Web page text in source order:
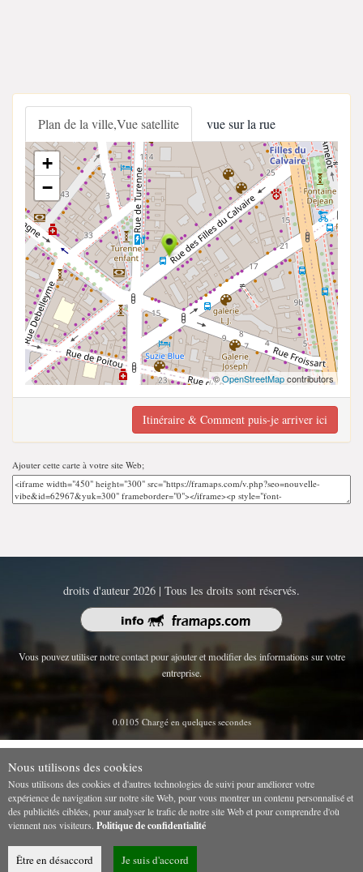
Plan de la ville,Vue satellite vue sur la rue
+
−
©OpenStreetMapcontributors
Itinéraire & Comment puis-je arriver ici
Ajouter cette carte à votre site Web;
droits d'auteur 2026 | Tous les droits sont réservés.
Vous pouvez utiliser notre contact pour ajouter et modifier des informations sur votre
entreprise.
0.0105 Chargé en quelques secondes
Nous utilisons des cookies
Nous utilisons des cookies et d'autres technologies de suivi pour améliorer votre
expérience de navigation sur notre site Web, pour vous montrer un contenu personnalisé et
des publicités ciblées, pour analyser le trafic de notre site Web et pour comprendre d'où
viennent nos visiteurs. Politique de confidentialité
Être en désaccord Je suis d'accord